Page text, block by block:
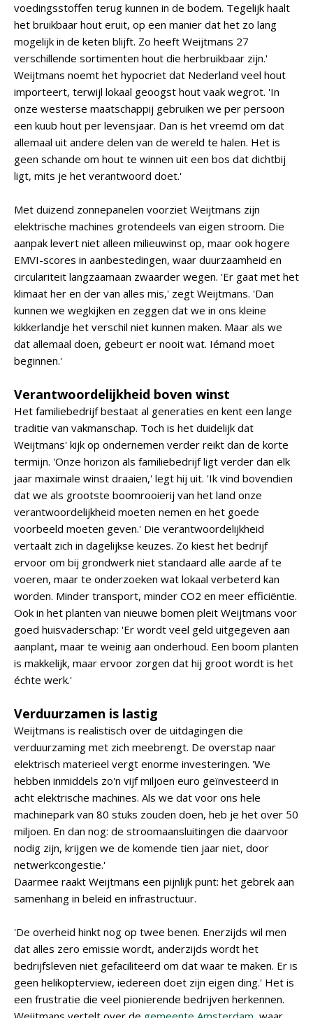
voedingsstoffen terug kunnen in de bodem. Tegelijk haalt
het bruikbaar hout eruit, op een manier dat het zo lang
mogelijk in de keten blijft. Zo heeft Weijtmans 27
verschillende sortimenten hout die herbruikbaar zijn.'
Weijtmans noemt het hypocriet dat Nederland veel hout
importeert, terwijl lokaal geoogst hout vaak wegrot. 'In
onze westerse maatschappij gebruiken we per persoon
een kuub hout per levensjaar. Dan is het vreemd om dat
allemaal uit andere delen van de wereld te halen. Het is
geen schande om hout te winnen uit een bos dat dichtbij
ligt, mits je het verantwoord doet.'
Met duizend zonnepanelen voorziet Weijtmans zijn
elektrische machines grotendeels van eigen stroom. Die
aanpak levert niet alleen milieuwinst op, maar ook hogere
EMVI-scores in aanbestedingen, waar duurzaamheid en
circulariteit langzaamaan zwaarder wegen. 'Er gaat met het
klimaat her en der van alles mis,' zegt Weijtmans. 'Dan
kunnen we wegkijken en zeggen dat we in ons kleine
kikkerlandje het verschil niet kunnen maken. Maar als we
dat allemaal doen, gebeurt er nooit wat. Iémand moet
beginnen.'
Verantwoordelijkheid boven winst
Het familiebedrijf bestaat al generaties en kent een lange
traditie van vakmanschap. Toch is het duidelijk dat
Weijtmans' kijk op ondernemen verder reikt dan de korte
termijn. 'Onze horizon als familiebedrijf ligt verder dan elk
jaar maximale winst draaien,' legt hij uit. 'Ik vind bovendien
dat we als grootste boomrooierij van het land onze
verantwoordelijkheid moeten nemen en het goede
voorbeeld moeten geven.' Die verantwoordelijkheid
vertaalt zich in dagelijkse keuzes. Zo kiest het bedrijf
ervoor om bij grondwerk niet standaard alle aarde af te
voeren, maar te onderzoeken wat lokaal verbeterd kan
worden. Minder transport, minder CO2 en meer efficiëntie.
Ook in het planten van nieuwe bomen pleit Weijtmans voor
goed huisvaderschap: 'Er wordt veel geld uitgegeven aan
aanplant, maar te weinig aan onderhoud. Een boom planten
is makkelijk, maar ervoor zorgen dat hij groot wordt is het
échte werk.'
Verduurzamen is lastig
Weijtmans is realistisch over de uitdagingen die
verduurzaming met zich meebrengt. De overstap naar
elektrisch materieel vergt enorme investeringen. 'We
hebben inmiddels zo'n vijf miljoen euro geïnvesteerd in
acht elektrische machines. Als we dat voor ons hele
machinepark van 80 stuks zouden doen, heb je het over 50
miljoen. En dan nog: de stroomaansluitingen die daarvoor
nodig zijn, krijgen we de komende tien jaar niet, door
netwerkcongestie.'
Daarmee raakt Weijtmans een pijnlijk punt: het gebrek aan
samenhang in beleid en infrastructuur.
'De overheid hinkt nog op twee benen. Enerzijds wil men
dat alles zero emissie wordt, anderzijds wordt het
bedrijfsleven niet gefaciliteerd om dat waar te maken. Er is
geen helikopterview, iedereen doet zijn eigen ding.' Het is
een frustratie die veel pionierende bedrijven herkennen.